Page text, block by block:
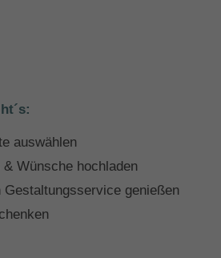
auswählen
& Wünsche hochladen
Gestaltungsservice genießen